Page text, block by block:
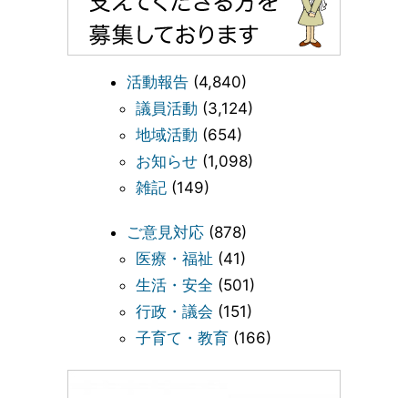
活動報告 (4,840)
議員活動 (3,124)
地域活動 (654)
お知らせ (1,098)
雑記 (149)
ご意見対応 (878)
医療・福祉 (41)
生活・安全 (501)
行政・議会 (151)
子育て・教育 (166)